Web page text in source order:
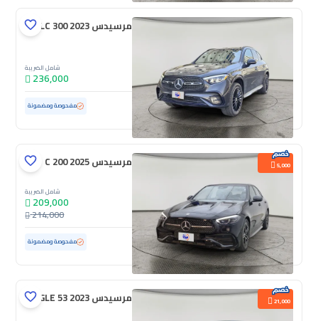
مرسيدس GLC 300 2023
شامل الضريبة
236,000
مستعملة 48,377 كم ممشى قليل مفحوصة ومضمونة
5,000 مرسيدس C 200 2025
شامل الضريبة
209,000
214,000
مستعملة 18,063 كم ممشى قليل مفحوصة ومضمونة
21,000 مرسيدس GLE 53 2023